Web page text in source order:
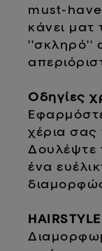
must-
κάνει ματ
''σκληρό''
Οδηγίες
χέρια σας
Δουλέψτε
ένα